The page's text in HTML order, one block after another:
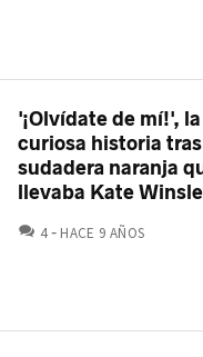
'¡Olvídate de mí!', la
curiosa historia
sudadera naranja
llevaba Kate
4 COMENTARIOS
HACE 9 AÑOS